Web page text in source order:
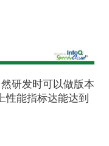
研发时可以做版本
性能指标达能达到